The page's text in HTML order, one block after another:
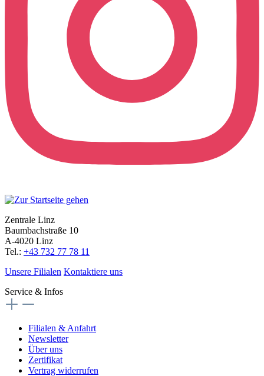
Zentrale Linz
Baumbachstraße 10
A-4020 Linz
Tel.: +43 732 77 78 11
Unsere Filialen Kontaktiere uns
Service & Infos
Filialen & Anfahrt
Newsletter
Über uns
Zertifikat
Vertrag widerrufen